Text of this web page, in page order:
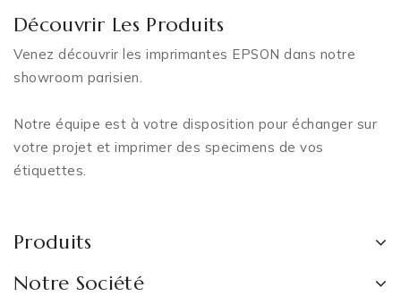
Découvrir Les Produits
Venez découvrir les imprimantes EPSON dans notre
showroom parisien.
Notre équipe est à votre disposition pour échanger sur
votre projet et imprimer des specimens de vos
étiquettes.
Produits
Notre Société